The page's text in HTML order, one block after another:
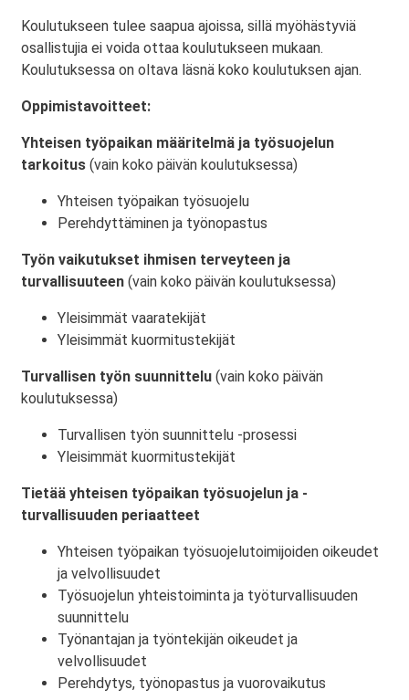
Koulutukseen tulee saapua ajoissa, sillä myöhästyviä
osallistujia ei voida ottaa koulutukseen mukaan.
Koulutuksessa on oltava läsnä koko koulutuksen ajan.
Oppimistavoitteet:
Yhteisen työpaikan määritelmä ja työsuojelun
tarkoitus (vain koko päivän koulutuksessa)
Yhteisen työpaikan työsuojelu
Perehdyttäminen ja työnopastus
Työn vaikutukset ihmisen terveyteen ja
turvallisuuteen (vain koko päivän koulutuksessa)
Yleisimmät vaaratekijät
Yleisimmät kuormitustekijät
Turvallisen työn suunnittelu (vain koko päivän
koulutuksessa)
Turvallisen työn suunnittelu -prosessi
Yleisimmät kuormitustekijät
Tietää yhteisen työpaikan työsuojelun ja -
turvallisuuden periaatteet
Yhteisen työpaikan työsuojelutoimijoiden oikeudet
ja velvollisuudet
Työsuojelun yhteistoiminta ja työturvallisuuden
suunnittelu
Työnantajan ja työntekijän oikeudet ja
velvollisuudet
Perehdytys, työnopastus ja vuorovaikutus